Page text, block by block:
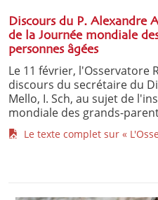
Discours du P.
de la Journée mondiale
personnes âgées
Le 11 février, l'Osservatore
discours du secrétaire du
Mello, I. Sch, au sujet de
mondiale des grands-
Le texte complet sur «